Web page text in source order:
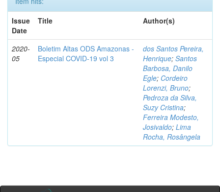
Issue
Date
Title Author(s)
2020-
05
Boletim Altas ODS Amazonas -
Especial COVID-19 vol 3
dos Santos Pereira,
Henrique; Santos
Barbosa, Danilo
Egle; Cordeiro
Lorenzi, Bruno;
Pedroza da Silva,
Suzy Cristina;
Ferreira Modesto,
Josivaldo; Lima
Rocha, Rosângela